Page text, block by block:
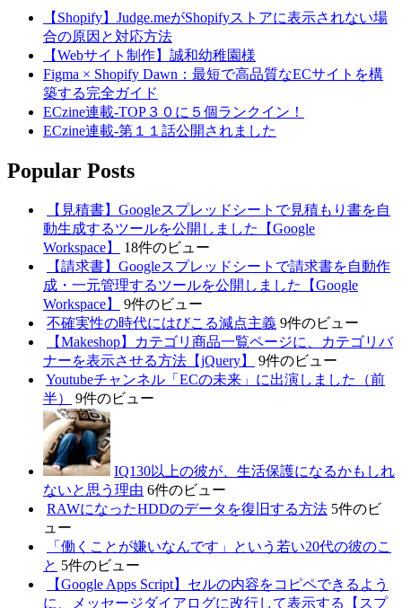
【Shopify】Judge.meがShopifyストアに表示されない場
合の原因と対応方法
【Webサイト制作】誠和幼稚園様
Figma × Shopify Dawn：最短で高品質なECサイトを構
築する完全ガイド
ECzine連載-TOP３０に５個ランクイン！
ECzine連載-第１１話公開されました
Popular Posts
【見積書】Googleスプレッドシートで見積もり書を自
動生成するツールを公開しました【Google
Workspace】
18件のビュー
【請求書】Googleスプレッドシートで請求書を自動作
成・一元管理するツールを公開しました【Google
Workspace】
9件のビュー
不確実性の時代にはびこる減点主義 9件のビュー
【Makeshop】カテゴリ商品一覧ページに、カテゴリバ
ナーを表示させる方法【jQuery】
9件のビュー
Youtubeチャンネル「ECの未来」に出演しました（前
半）
9件のビュー
IQ130以上の彼が、生活保護になるかもしれ
ないと思う理由 6件のビュー
RAWになったHDDのデータを復旧する方法 5件のビ
ュー
「働くことが嫌いなんです」という若い20代の彼のこ
と 5件のビュー
【Google Apps Script】セルの内容をコピペできるよう
に、メッセージダイアログに改行して表示する【スプ